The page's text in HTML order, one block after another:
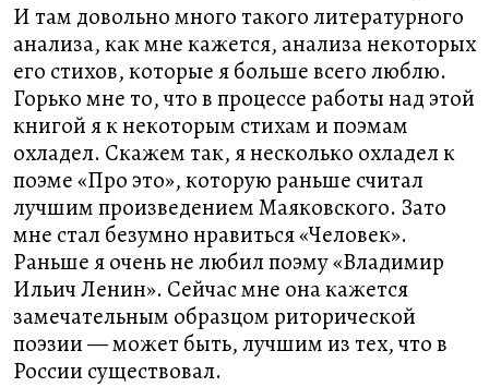
И там довольно много такого литературного
анализа, как мне кажется, анализа некоторых
его стихов, которые я больше всего люблю.
Горько мне то, что в процессе работы над этой
книгой я к некоторым стихам и поэмам
охладел. Скажем так, я несколько охладел к
поэме «Про это», которую раньше считал
лучшим произведением Маяковского. Зато
мне стал безумно нравиться «Человек».
Раньше я очень не любил поэму «Владимир
Ильич Ленин». Сейчас мне она кажется
замечательным образцом риторической
поэзии — может быть, лучшим из тех, что в
России существовал.